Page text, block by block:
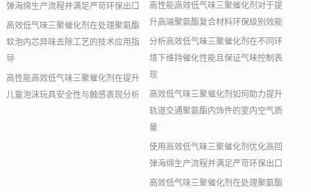
弹海绵生产流程并满足严苛环保出口
高效低气味三聚催化剂在处理聚氨酯
软泡内芯异味去除工艺的技术应用指
导
高性能高效低气味三聚催化剂在提升
儿童泡沫玩具安全性与触感表现分析
高性能高效低气味三聚催化剂对于提
升高端聚氨酯复合材料环保级别效能
分析高效低气味三聚催化剂在不同环
境下维持催化性能且保证气味控制表
现
高效低气味三聚催化剂如何助力提升
轨道交通聚氨酯内饰件的室内空气质
量
使用高效低气味三聚催化剂优化高回
弹海绵生产流程并满足严苛环保出口
高效低气味三聚催化剂在处理聚氨酯